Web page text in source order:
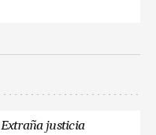
Extraña justicia